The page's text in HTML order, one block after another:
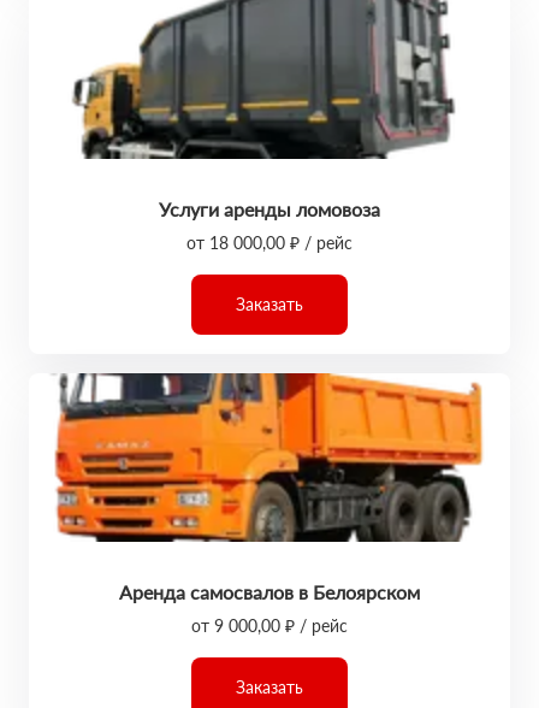
Услуги аренды ломовоза
от 18 000,00 ₽ / рейс
Заказать
Аренда самосвалов в Белоярском
от 9 000,00 ₽ / рейс
Заказать